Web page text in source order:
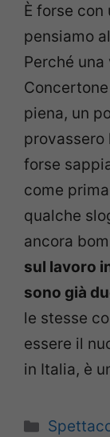
È forse con
pensiamo
Perché
piena, un
forse
come
qualche
ancora
sul lavoro
sono già
le stesse
essere il
in Italia, è